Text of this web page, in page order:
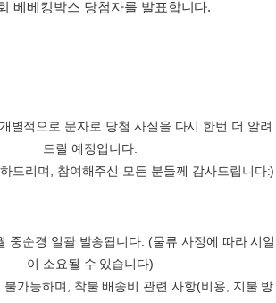
베베킹박스 당첨자를 발표합니다.
별적으로 문자로 당첨 사실을 다시 한번 더 알려
드릴 예정입니다.
드리며, 참여해주신 모든 분들께 감사드립니다:)
중순경 일괄 발송됩니다. (물류 사정에 따라 시일
이 소요될 수 있습니다)
가능하며, 착불 배송비 관련 사항(비용, 지불 방